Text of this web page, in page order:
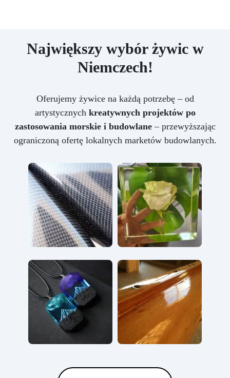
Największy wybór żywic w
Niemczech!
Oferujemy żywice na każdą potrzebę – od
artystycznych kreatywnych projektów po
zastosowania morskie i budowlane– przewyższając
ograniczoną ofertę lokalnych marketów budowlanych.